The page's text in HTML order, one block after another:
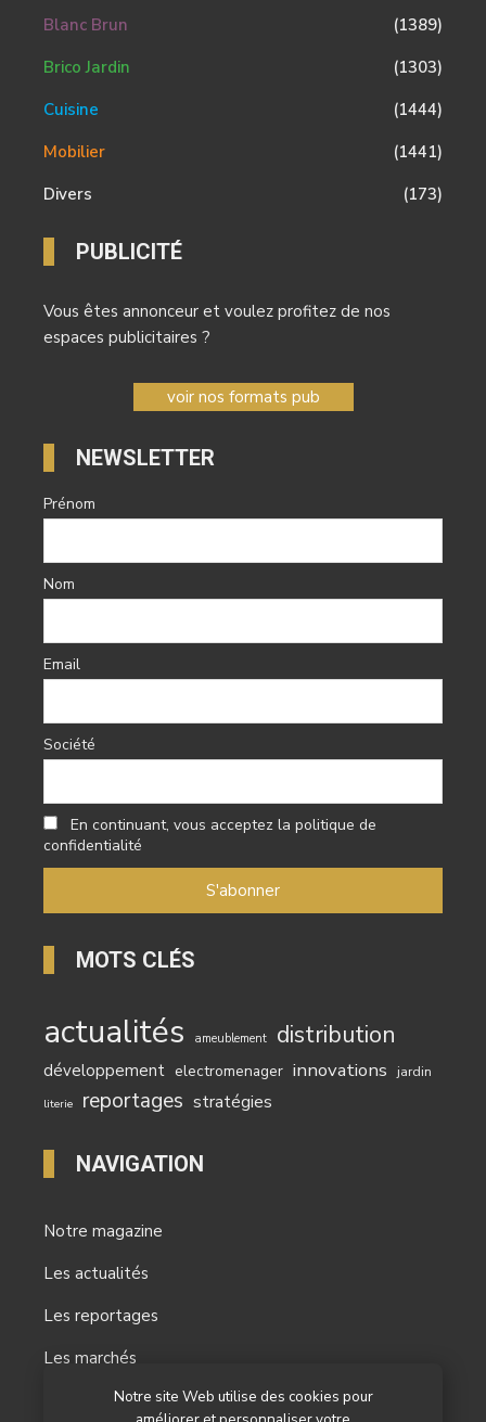
Notre site Web utilise des cookies pour
Blanc Brun
(1389)
Brico Jardin
(1303)
Cuisine
(1444)
Mobilier
(1441)
Divers
(173)
PUBLICITÉ
Vous êtes annonceur et voulez profitez de nos
espaces publicitaires ?
voir nos formats pub
NEWSLETTER
Prénom
Nom
Email
Société
En continuant, vous acceptez la politique de
confidentialité
MOTS CLÉS
actualités ameublement distribution
développement electromenager innovations jardin
literie reportages stratégies
NAVIGATION
Notre magazine
Les actualités
Les reportages
Les marchés